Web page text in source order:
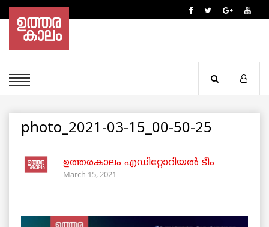
photo_2021-03-15_00-50-25
ഉത്തരകാലം എഡിറ്റോറിയല്‍ ടീം
March 15, 2021